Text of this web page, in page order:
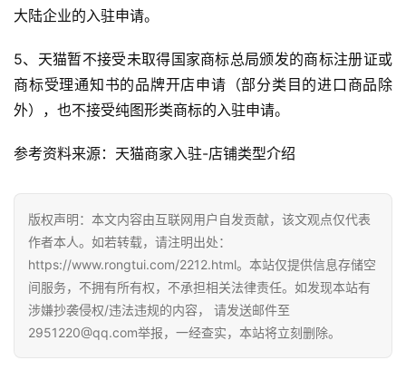
大陆企业的入驻申请。
5、天猫暂不接受未取得国家商标总局颁发的商标注册证或
商标受理通知书的品牌开店申请（部分类目的进口商品除
外），也不接受纯图形类商标的入驻申请。
参考资料来源：天猫商家入驻-店铺类型介绍
版权声明：本文内容由互联网用户自发贡献，该文观点仅代表
作者本人。如若转载，请注明出处：
https://www.rongtui.com/2212.html。本站仅提供信息存储空
间服务，不拥有所有权，不承担相关法律责任。如发现本站有
涉嫌抄袭侵权/违法违规的内容， 请发送邮件至
2951220@qq.com举报，一经查实，本站将立刻删除。